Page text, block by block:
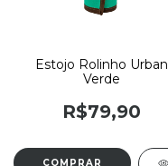
Estojo Rolinho Urban
Verde
R$79,90